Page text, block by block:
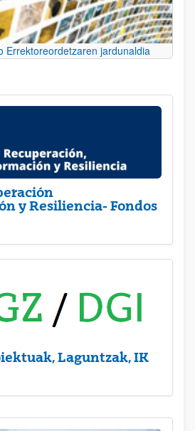
Errektoreordetzaren jardunaldia
y Resiliencia- Fondos
Laguntzak, IK